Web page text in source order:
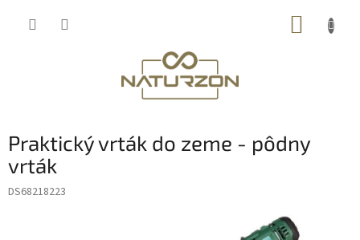
Praktický vrták do zeme - pôdny
vrták
DS68218223